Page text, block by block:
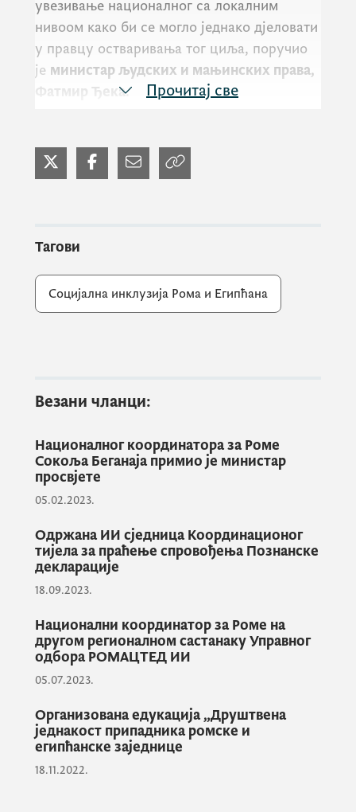
увезивање националног са локалним
нивоом како би се могло једнако дјеловати
у правцу остваривања тог циља, поручио
је министар људских и мањинских права,
Фатмир Ђека.
У циљу побољшања социо-економског и
правног положаја Рома и Египћана у Црној
сиромаштва, Министарство људских и
мањинских права, у сарадњи са
ХЕЛП, потписали су уговор са
Египћана у областима – запошљавања,
социјалне и здравствене заштите.
Уговор, који је наставак пројекта
“Социјално укључивање Рома и Египћана
уз посредовање сарадника за инклузију”, а
који је имплементирао Хелп, потписали су
21 сарадник/сарадница.
Ђека је, на прес конференцији поводом
Горе своју озбиљну посвећеност
социјалној интеграцији те популације
настоји да потврди у свакој области од
Прочитај све
Тагови
Социјална инклузија Рома и Египћана
Везани чланци:
Националног координатора за Роме
Сокоља Беганаја примио је министар
просвјете
05.02.2023.
Одржана ИИ сједница Координационог
тијела за праћење спровођења Познанске
декларације
18.09.2023.
Национални координатор за Роме на
другом регионалном састанаку Управног
одбора РОМАЦТЕД ИИ
05.07.2023.
Организована едукација „Друштвена
једнакост припадника ромске и
египћанске заједнице
18.11.2022.